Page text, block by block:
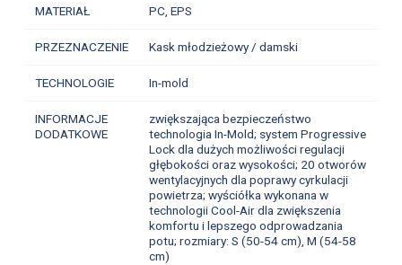
MATERIAŁ PC, EPS
PRZEZNACZENIE Kask młodzieżowy / damski
TECHNOLOGIE In-mold
INFORMACJE
DODATKOWE
zwiększająca bezpieczeństwo
technologia In-Mold; system Progressive
Lock dla dużych możliwości regulacji
głębokości oraz wysokości; 20 otworów
wentylacyjnych dla poprawy cyrkulacji
powietrza; wyściółka wykonana w
technologii Cool-Air dla zwiększenia
komfortu i lepszego odprowadzania
potu; rozmiary: S (50-54 cm), M (54-58
cm)